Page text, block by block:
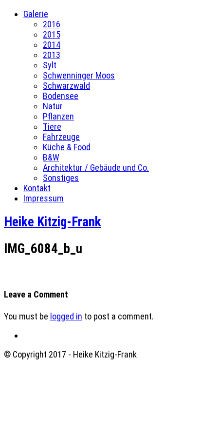
Galerie
2016
2015
2014
2013
Sylt
Schwenninger Moos
Schwarzwald
Bodensee
Natur
Pflanzen
Tiere
Fahrzeuge
Küche & Food
B&W
Architektur / Gebäude und Co.
Sonstiges
Kontakt
Impressum
Heike Kitzig-Frank
IMG_6084_b_u
Leave a Comment
You must be logged in to post a comment.
© Copyright 2017 - Heike Kitzig-Frank